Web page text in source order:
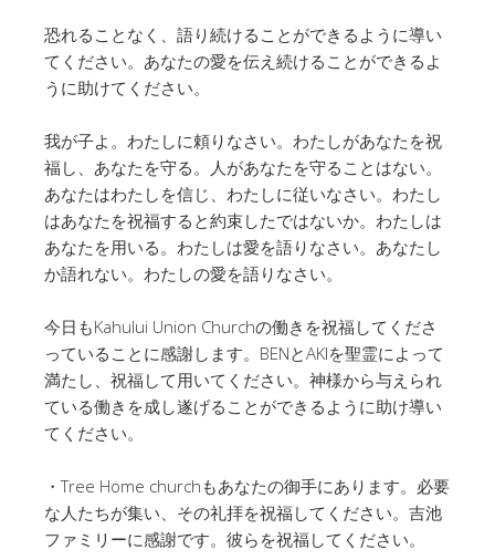
恐れることなく、語り続けることができるように導い
てください。あなたの愛を伝え続けることができるよ
うに助けてください。
我が子よ。わたしに頼りなさい。わたしがあなたを祝
福し、あなたを守る。人があなたを守ることはない。
あなたはわたしを信じ、わたしに従いなさい。わたし
はあなたを祝福すると約束したではないか。わたしは
あなたを用いる。わたしは愛を語りなさい。あなたし
か語れない。わたしの愛を語りなさい。
今日もKahului Union Churchの働きを祝福してくださ
っていることに感謝します。BENとAKIを聖霊によって
満たし、祝福して用いてください。神様から与えられ
ている働きを成し遂げることができるように助け導い
てください。
・Tree Home churchもあなたの御手にあります。必要
な人たちが集い、その礼拝を祝福してください。吉池
ファミリーに感謝です。彼らを祝福してください。